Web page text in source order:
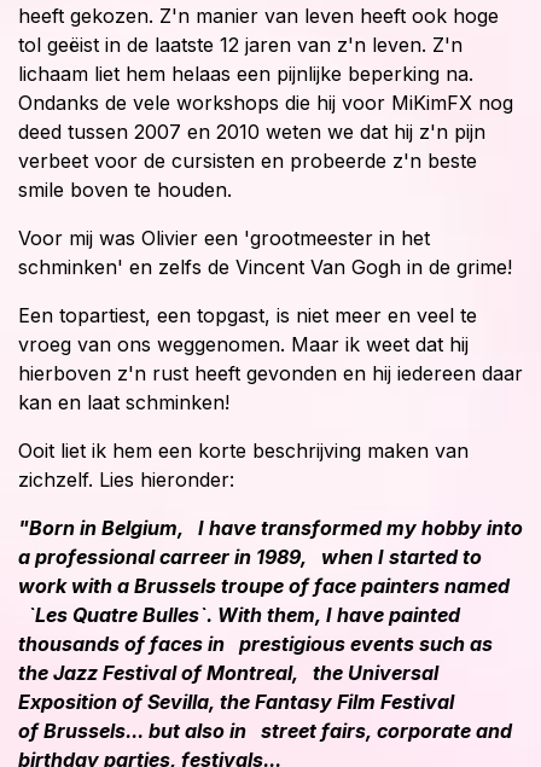
heeft gekozen. Z'n manier van leven heeft ook hoge
tol geëist in de laatste 12 jaren van z'n leven. Z'n
lichaam liet hem helaas een pijnlijke beperking na.
Ondanks de vele workshops die hij voor MiKimFX nog
deed tussen 2007 en 2010 weten we dat hij z'n pijn
verbeet voor de cursisten en probeerde z'n beste
smile boven te houden.
Voor mij was Olivier een 'grootmeester in het
schminken' en zelfs de Vincent Van Gogh in de grime!
Een topartiest, een topgast, is niet meer en veel te
vroeg van ons weggenomen. Maar ik weet dat hij
hierboven z'n rust heeft gevonden en hij iedereen daar
kan en laat schminken!
Ooit liet ik hem een korte beschrijving maken van
zichzelf. Lies hieronder:
"Born in Belgium, I have transformed my hobby into
a professional carreer in 1989, when I started to
work with a Brussels troupe of face painters named
`Les Quatre Bulles`. With them, I have painted
thousands of faces in prestigious events such as
the Jazz Festival of Montreal, the Universal
Exposition of Sevilla, the Fantasy Film Festival
of Brussels... but also in street fairs, corporate and
birthday parties, festivals...